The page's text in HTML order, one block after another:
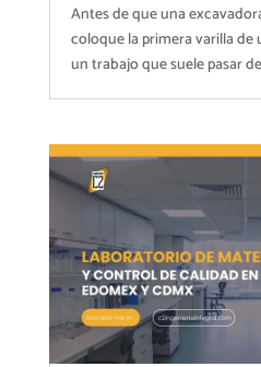
Antes de que una
coloque la primera varilla
un trabajo que suele pasar